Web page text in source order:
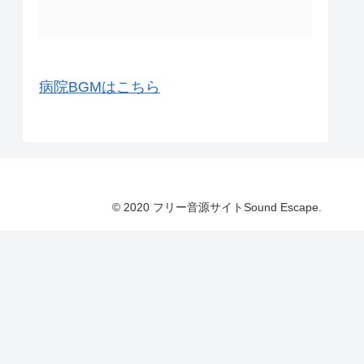
病院BGMはこちら
© 2020 フリー音源サイトSound Escape.